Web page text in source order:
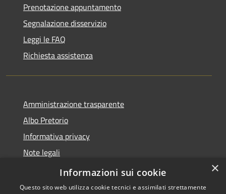
Prenotazione appuntamento
Segnalazione disservizio
Leggi le FAQ
Richiesta assistenza
Amministrazione trasparente
Albo Pretorio
Informativa privacy
Note legali
Dichiarazione di accessibilità
×
Informazioni sui cookie
Questo sito web utilizza cookie tecnici e assimilati strettamente